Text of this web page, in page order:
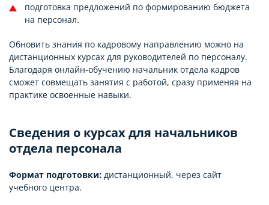
подготовка предложений по формированию бюджета
на персонал.
Обновить знания по кадровому направлению можно на
дистанционных курсах для руководителей по персоналу.
Благодаря онлайн-обучению начальник отдела кадров
сможет совмещать занятия с работой, сразу применяя на
практике освоенные навыки.
Сведения о курсах для начальников
отдела персонала
Формат подготовки: дистанционный, через сайт
учебного центра.